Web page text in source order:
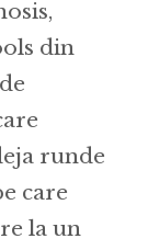
din
runde
care
la un